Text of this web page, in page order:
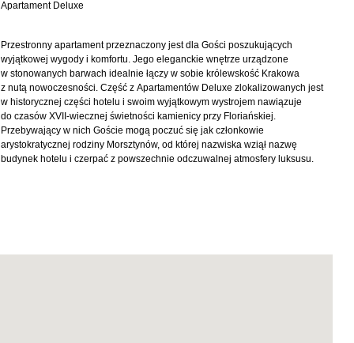
Apartament Deluxe
Przestronny apartament przeznaczony jest dla Gości poszukujących
wyjątkowej wygody i komfortu. Jego eleganckie wnętrze urządzone
w stonowanych barwach idealnie łączy w sobie królewskość Krakowa
z nutą nowoczesności. Część z Apartamentów Deluxe zlokalizowanych jest
w historycznej części hotelu i swoim wyjątkowym wystrojem nawiązuje
do czasów XVII-wiecznej świetności kamienicy przy Floriańskiej.
Przebywający w nich Goście mogą poczuć się jak członkowie
arystokratycznej rodziny Morsztynów, od której nazwiska wziął nazwę
budynek hotelu i czerpać z powszechnie odczuwalnej atmosfery luksusu.